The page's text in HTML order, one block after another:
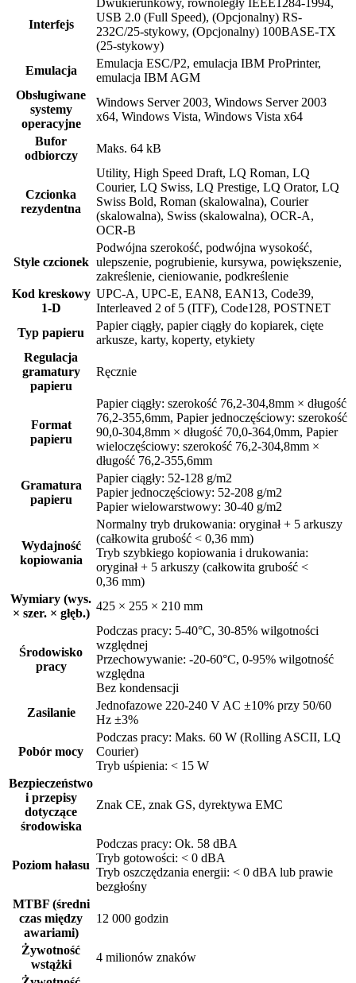
Interfejs
Dwukierunkowy, równoległy IEEE1284-1994,
USB 2.0 (Full Speed), (Opcjonalny) RS-
232C/25-stykowy, (Opcjonalny) 100BASE-TX
(25-stykowy)
Emulacja
Emulacja ESC/P2, emulacja IBM ProPrinter,
emulacja IBM AGM
Obsługiwane
systemy
operacyjne
Windows Server 2003, Windows Server 2003
x64, Windows Vista, Windows Vista x64
Bufor
odbiorczy
Maks. 64 kB
Czcionka
rezydentna
Utility, High Speed Draft, LQ Roman, LQ
Courier, LQ Swiss, LQ Prestige, LQ Orator, LQ
Swiss Bold, Roman (skalowalna), Courier
(skalowalna), Swiss (skalowalna), OCR-A,
OCR-B
Style czcionek
Podwójna szerokość, podwójna wysokość,
ulepszenie, pogrubienie, kursywa, powiększenie,
zakreślenie, cieniowanie, podkreślenie
Kod kreskowy
1-D
UPC-A, UPC-E, EAN8, EAN13, Code39,
Interleaved 2 of 5 (ITF), Code128, POSTNET
Typ papieru
Papier ciągły, papier ciągły do kopiarek, cięte
arkusze, karty, koperty, etykiety
Regulacja
gramatury
papieru
Ręcznie
Format
papieru
Papier ciągły: szerokość 76,2-304,8mm × długość
76,2-355,6mm, Papier jednoczęściowy: szerokość
90,0-304,8mm × długość 70,0-364,0mm, Papier
wieloczęściowy: szerokość 76,2-304,8mm ×
długość 76,2-355,6mm
Gramatura
papieru
Papier ciągły: 52-128 g/m2
Papier jednoczęściowy: 52-208 g/m2
Papier wielowarstwowy: 30-40 g/m2
Wydajność
kopiowania
Normalny tryb drukowania: oryginał + 5 arkuszy
(całkowita grubość < 0,36 mm)
Tryb szybkiego kopiowania i drukowania:
oryginał + 5 arkuszy (całkowita grubość <
0,36 mm)
Wymiary (wys.
× szer. × głęb.)
425 × 255 × 210 mm
Środowisko
pracy
Podczas pracy: 5-40°C, 30-85% wilgotności
względnej
Przechowywanie: -20-60°C, 0-95% wilgotność
względna
Bez kondensacji
Zasilanie
Jednofazowe 220-240 V AC ±10% przy 50/60
Hz ±3%
Pobór mocy
Podczas pracy: Maks. 60 W (Rolling ASCII, LQ
Courier)
Tryb uśpienia: < 15 W
Bezpieczeństwo
i przepisy
dotyczące
środowiska
Znak CE, znak GS, dyrektywa EMC
Poziom hałasu
Podczas pracy: Ok. 58 dBA
Tryb gotowości: < 0 dBA
Tryb oszczędzania energii: < 0 dBA lub prawie
bezgłośny
MTBF (średni
czas między
awariami)
12 000 godzin
Żywotność
wstążki
4 milionów znaków